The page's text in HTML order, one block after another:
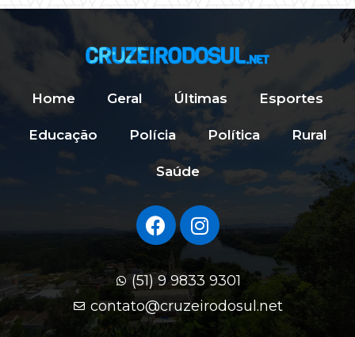
Home Geral Últimas Esportes
Educação Polícia Política Rural
Saúde
(51) 9 9833 9301
contato@cruzeirodosul.net